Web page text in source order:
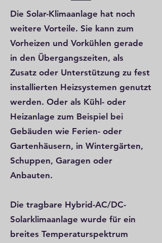
Die Solar-Klimaanlage hat noch
weitere Vorteile. Sie kann zum
Vorheizen und Vorkühlen gerade
in den Übergangszeiten, als
Zusatz oder Unterstützung zu fest
installierten Heizsystemen genutzt
werden. Oder als Kühl- oder
Heizanlage zum Beispiel bei
Gebäuden wie Ferien- oder
Gartenhäusern, in Wintergärten,
Schuppen, Garagen oder
Anbauten.
Die tragbare Hybrid-AC/DC-
Solarklimaanlage wurde für ein
breites Temperaturspektrum